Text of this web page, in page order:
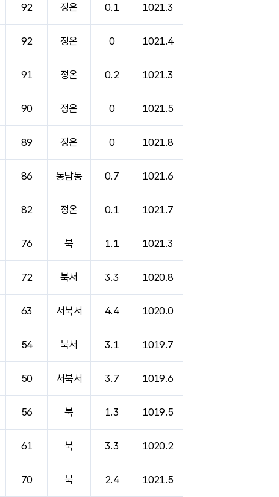
92 정온 0.1 1021.3
92 정온 0 1021.4
91 정온 0.2 1021.3
90 정온 0 1021.5
89 정온 0 1021.8
86 동남동 0.7 1021.6
82 정온 0.1 1021.7
76 북 1.1 1021.3
72 북서 3.3 1020.8
63 서북서 4.4 1020.0
54 북서 3.1 1019.7
50 서북서 3.7 1019.6
56 북 1.3 1019.5
61 북 3.3 1020.2
70 북 2.4 1021.5